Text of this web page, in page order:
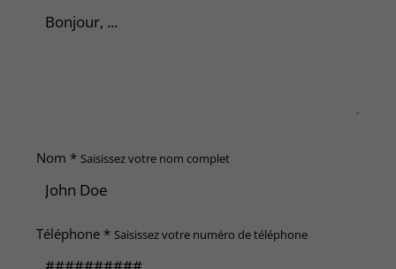
Nom * Saisissez votre nom complet
Téléphone * Saisissez votre numéro de téléphone